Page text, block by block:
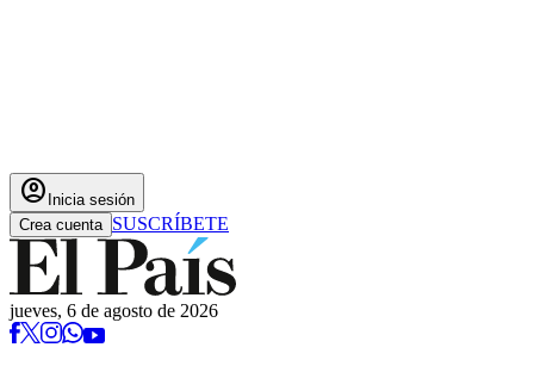
account_circle Inicia sesión
Crea cuenta SUSCRÍBETE
jueves, 6 de agosto de 2026